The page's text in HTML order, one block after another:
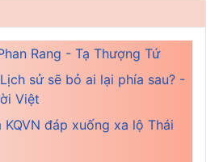
Rang - Tạ Thượng Tứ
sử sẽ bỏ ai lại phía sau? -
Việt
đáp xuống xa lộ Thái